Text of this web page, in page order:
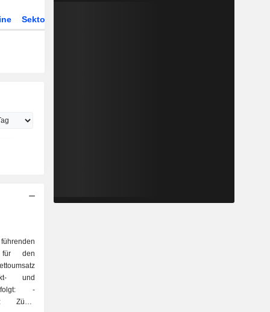
Sektor
für den
und
folgt: -
Züge,